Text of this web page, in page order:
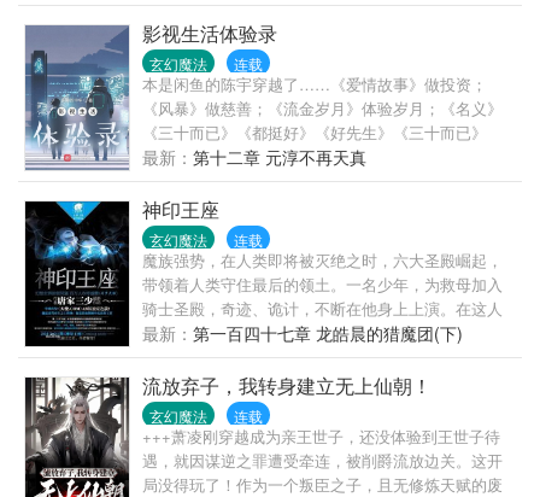
影视生活体验录
玄幻魔法 连载
本是闲鱼的陈宇穿越了……《爱情故事》做投资；
《风暴》做慈善；《流金岁月》体验岁月；《名义》
《三十而已》《都挺好》《好先生》《三十而已》
《无间道》；待续……
最新： 第十二章 元淳不再天真
神印王座
玄幻魔法 连载
魔族强势，在人类即将被灭绝之时，六大圣殿崛起，
带领着人类守住最后的领土。一名少年，为救母加入
骑士圣殿，奇迹、诡计，不断在他身上上演。在这人
类六大圣殿与魔族七十二柱魔神相互倾轧的世界，他
能否登上象征着骑士最高荣耀的神印王座？
最新： 第一百四十七章 龙皓晨的猎魔团(下)
流放弃子，我转身建立无上仙朝！
玄幻魔法 连载
+++萧凌刚穿越成为亲王世子，还没体验到王世子待
遇，就因谋逆之罪遭受牵连，被削爵流放边关。这开
局没得玩了！作为一个叛臣之子，且无修炼天赋的废